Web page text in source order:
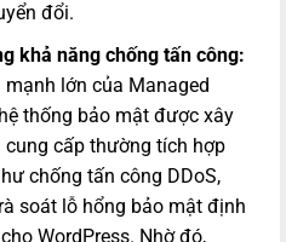
đổi.
khả năng chống tấn công:
lớn của Managed
thống bảo mật được xây
cấp thường tích hợp
chống tấn công DDoS,
soát lỗ hổng bảo mật định
WordPress. Nhờ đó,